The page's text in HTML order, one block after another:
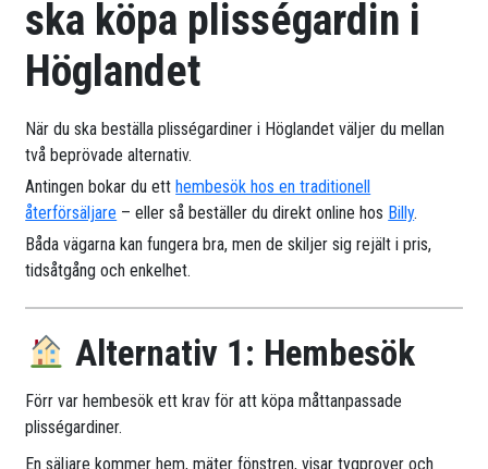
ska köpa plisségardin i
Höglandet
När du ska beställa plisségardiner i Höglandet väljer du mellan
två beprövade alternativ.
Antingen bokar du etthembesök hos en traditionell
återförsäljare – eller så beställer du direkt online hos Billy.
Båda vägarna kan fungera bra, men de skiljer sig rejält i pris,
tidsåtgång och enkelhet.
Alternativ 1: Hembesök
Förr var hembesök ett krav för att köpa måttanpassade
plisségardiner.
En säljare kommer hem, mäter fönstren, visar tygprover och